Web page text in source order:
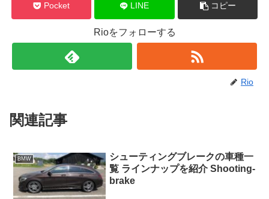
Pocket LINE コピー
Rioをフォローする
Rio
関連記事
BMW
シューティングブレークの車種一
覧 ラインナップを紹介 Shooting-
brake